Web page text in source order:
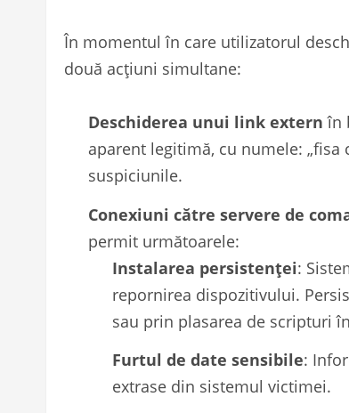
În momentul în care utilizatorul
două acțiuni simultane:
Deschiderea unui link extern în
aparent legitimă, cu numele: „fisa
suspiciunile.
Conexiuni către servere de
permit următoarele:
Instalarea persistenței:
repornirea dispozitivului.
sau prin plasarea de scripturi
Furtul de date sensibile:
extrase din sistemul victimei.